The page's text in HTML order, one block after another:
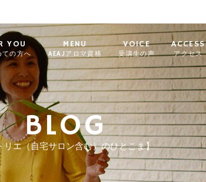
YOU
ての方へ
MENU
AEAJアロマ資格
VOICE
受講生の声
ACCESS
アクセス
BLOG
リエ（自宅サロン含む）のひとこま】